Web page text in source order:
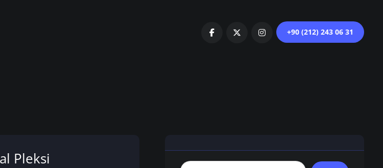
+90 (212) 243 06 31
Pleksi